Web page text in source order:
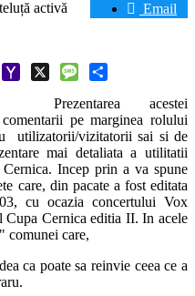
Email
Prezentarea acestei
pe marginea rolului
utilizatorii/vizitatorii sai si de
mai detaliata a utilitatii
Incep prin a va spune
care, din pacate a fost editata
cu ocazia concertului Vox
Cupa Cernica editia II. In acele
comunei care,
ca poate sa reinvie ceea ce a